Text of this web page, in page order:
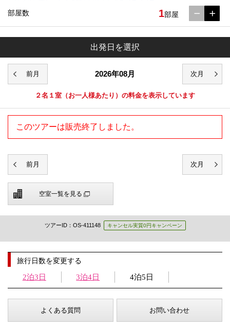
部屋数 1部屋
出発日を選択
2026年08月
２名１室 （お一人様あたり）の料金を表示しています
このツアーは販売終了しました。
空室一覧を見る
ツアーID：OS-411148 キャンセル実質0円キャンペーン
旅行日数を変更する
2泊3日 3泊4日 4泊5日
よくある質問 お問い合わせ